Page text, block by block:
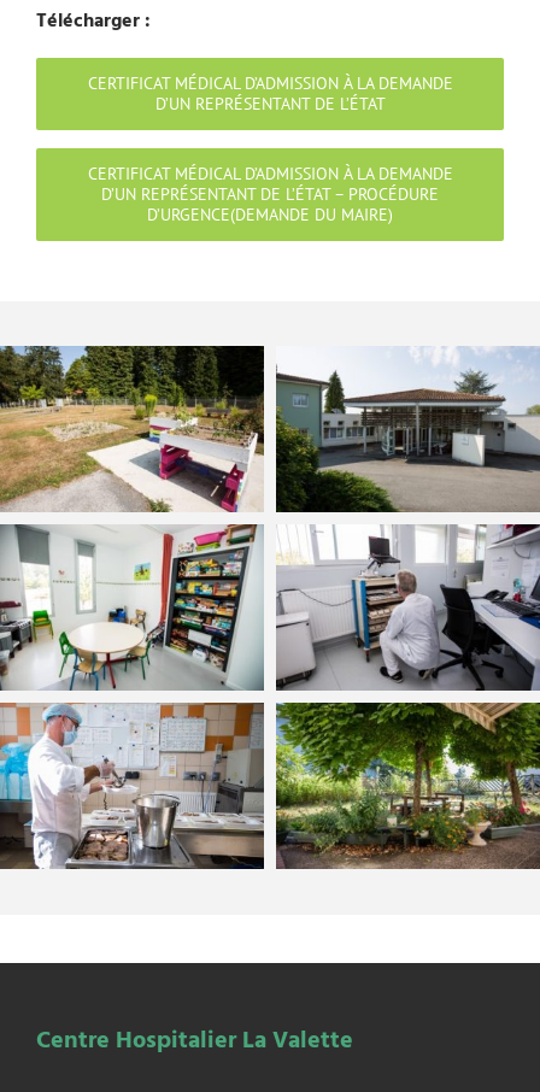
Télécharger :
CERTIFICAT MÉDICAL D’ADMISSION À LA DEMANDE
D’UN REPRÉSENTANT DE L’ÉTAT
CERTIFICAT MÉDICAL D’ADMISSION À LA DEMANDE
D’UN REPRÉSENTANT DE L’ÉTAT – PROCÉDURE
D’URGENCE(DEMANDE DU MAIRE)
Centre Hospitalier La Valette